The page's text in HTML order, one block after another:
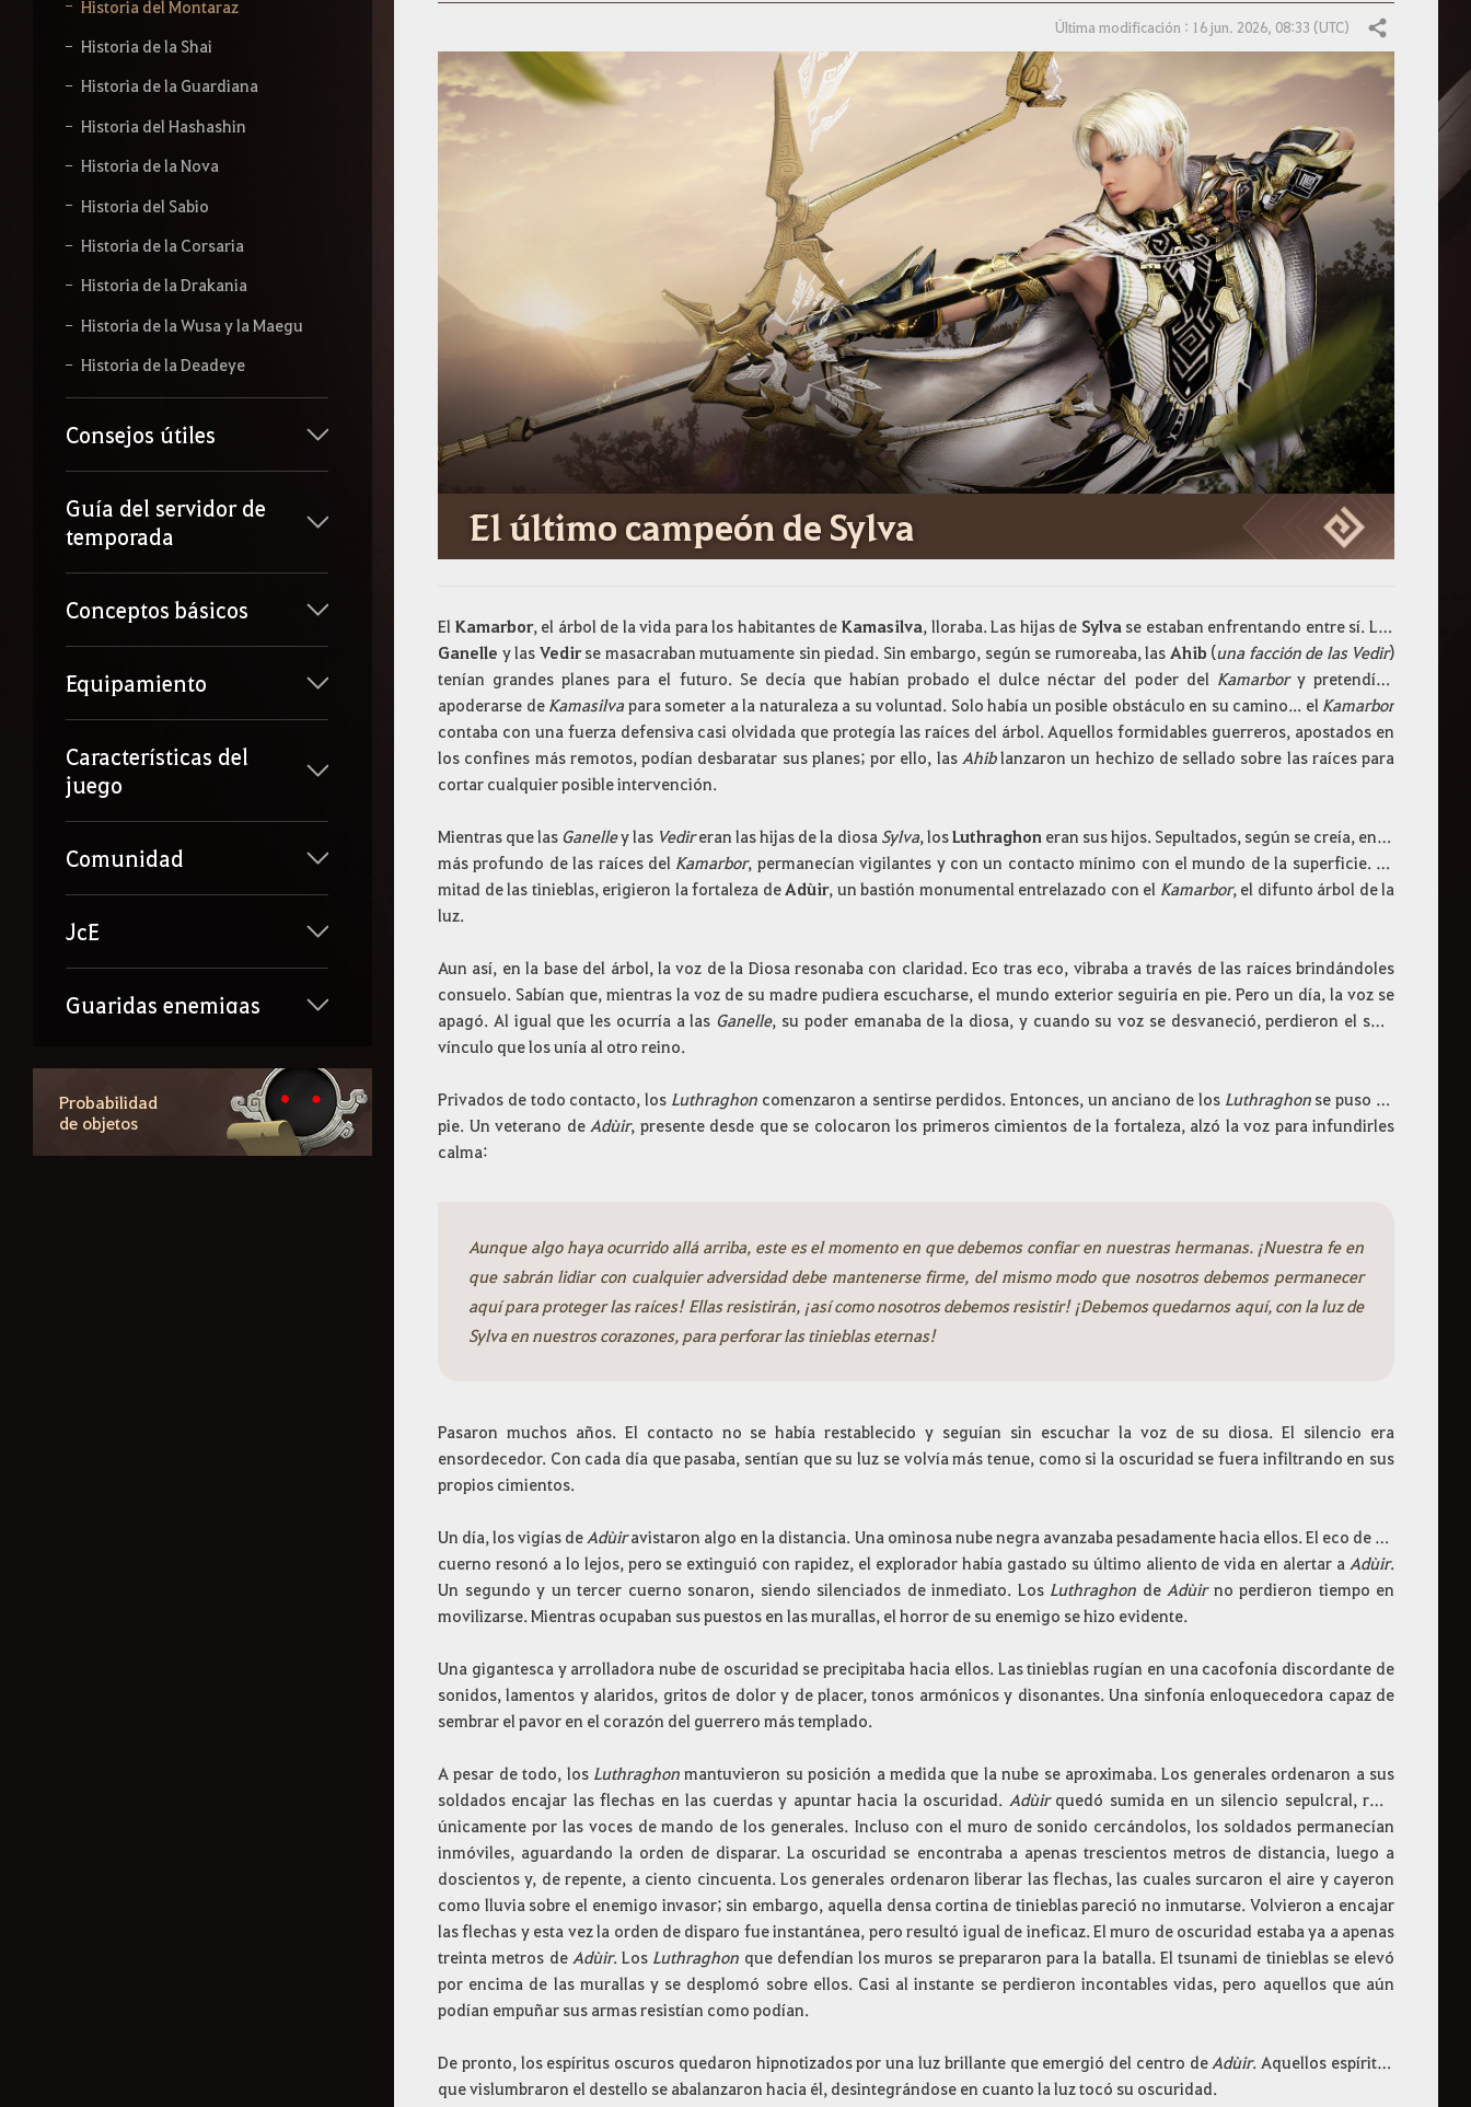
Historia del Montaraz
Historia de la Shai
Historia de la Guardiana
Historia del Hashashin
Historia de la Nova
Historia del Sabio
Historia de la Corsaria
Historia de la Drakania
Historia de la Wusa y la Maegu
Historia de la Deadeye
Consejos útiles
Guía del servidor de
temporada
Conceptos básicos
Equipamiento
Características del
juego
Comunidad
JcE
Guaridas enemigas
Profesiones
Probabilidad
de objetos
Última modificación : 16 jun. 2026, 08:33 (UTC) Compartir
El último campeón de Sylva
El Kamarbor, el árbol de la vida para los habitantes deKamasilva, lloraba. Las hijas de Sylvase estaban enfrentando entre sí. Las
Ganelle y las Vedirse masacraban mutuamente sin piedad. Sin embargo, según se rumoreaba, las Ahib (una facción de las Vedir)
tenían grandes planes para el futuro. Se decía que habían probado el dulce néctar del poder del Kamarbory pretendían
apoderarse de Kamasilva para someter a la naturaleza a su voluntad. Solo había un posible obstáculo en su camino... el Kamarbor
contaba con una fuerza defensiva casi olvidada que protegía las raíces del árbol. Aquellos formidables guerreros, apostados en
los confines más remotos, podían desbaratar sus planes; por ello, las Ahiblanzaron un hechizo de sellado sobre las raíces para
cortar cualquier posible intervención.
Mientras que las Ganelley las Vedireran las hijas de la diosa Sylva, losLuthraghoneran sus hijos. Sepultados, según se creía, en lo
más profundo de las raíces del Kamarbor, permanecían vigilantes y con un contacto mínimo con el mundo de la superficie. En
mitad de las tinieblas, erigieron la fortaleza deAdùir, un bastión monumental entrelazado con el Kamarbor, el difunto árbol de la
luz.
Aun así, en la base del árbol, la voz de la Diosa resonaba con claridad. Eco tras eco, vibraba a través de las raíces brindándoles
consuelo. Sabían que, mientras la voz de su madre pudiera escucharse, el mundo exterior seguiría en pie. Pero un día, la voz se
apagó. Al igual que les ocurría a las Ganelle, su poder emanaba de la diosa, y cuando su voz se desvaneció, perdieron el sutil
vínculo que los unía al otro reino.
Privados de todo contacto, los Luthraghoncomenzaron a sentirse perdidos. Entonces, un anciano de los Luthraghonse puso en
pie. Un veterano de Adùir, presente desde que se colocaron los primeros cimientos de la fortaleza, alzó la voz para infundirles
calma:
Aunque algo haya ocurrido allá arriba, este es el momento en que debemos confiar en nuestras hermanas. ¡Nuestra fe en
que sabrán lidiar con cualquier adversidad debe mantenerse firme, del mismo modo que nosotros debemos permanecer
aquí para proteger las raíces! Ellas resistirán, ¡así como nosotros debemos resistir! ¡Debemos quedarnos aquí, con la luz de
Sylva en nuestros corazones, para perforar las tinieblas eternas!
Pasaron muchos años. El contacto no se había restablecido y seguían sin escuchar la voz de su diosa. El silencio era
ensordecedor. Con cada día que pasaba, sentían que su luz se volvía más tenue, como si la oscuridad se fuera infiltrando en sus
propios cimientos.
Un día, los vigías deAdùiravistaron algo en la distancia. Una ominosa nube negra avanzaba pesadamente hacia ellos. El eco de un
cuerno resonó a lo lejos, pero se extinguió con rapidez, el explorador había gastado su último aliento de vida en alertar a Adùir.
Un segundo y un tercer cuerno sonaron, siendo silenciados de inmediato. Los Luthraghon de Adùirno perdieron tiempo en
movilizarse. Mientras ocupaban sus puestos en las murallas, el horror de su enemigo se hizo evidente.
Una gigantesca y arrolladora nube de oscuridad se precipitaba hacia ellos. Las tinieblas rugían en una cacofonía discordante de
sonidos, lamentos y alaridos, gritos de dolor y de placer, tonos armónicos y disonantes. Una sinfonía enloquecedora capaz de
sembrar el pavor en el corazón del guerrero más templado.
A pesar de todo, los Luthraghon mantuvieron su posición a medida que la nube se aproximaba. Los generales ordenaron a sus
soldados encajar las flechas en las cuerdas y apuntar hacia la oscuridad. Adùirquedó sumida en un silencio sepulcral, roto
únicamente por las voces de mando de los generales. Incluso con el muro de sonido cercándolos, los soldados permanecían
inmóviles, aguardando la orden de disparar. La oscuridad se encontraba a apenas trescientos metros de distancia, luego a
doscientos y, de repente, a ciento cincuenta. Los generales ordenaron liberar las flechas, las cuales surcaron el aire y cayeron
como lluvia sobre el enemigo invasor; sin embargo, aquella densa cortina de tinieblas pareció no inmutarse. Volvieron a encajar
las flechas y esta vez la orden de disparo fue instantánea, pero resultó igual de ineficaz. El muro de oscuridad estaba ya a apenas
treinta metros de Adùir. Los Luthraghon que defendían los muros se prepararon para la batalla. El tsunami de tinieblas se elevó
por encima de las murallas y se desplomó sobre ellos. Casi al instante se perdieron incontables vidas, pero aquellos que aún
podían empuñar sus armas resistían como podían.
De pronto, los espíritus oscuros quedaron hipnotizados por una luz brillante que emergió del centro deAdùir. Aquellos espíritus
que vislumbraron el destello se abalanzaron hacia él, desintegrándose en cuanto la luz tocó su oscuridad.